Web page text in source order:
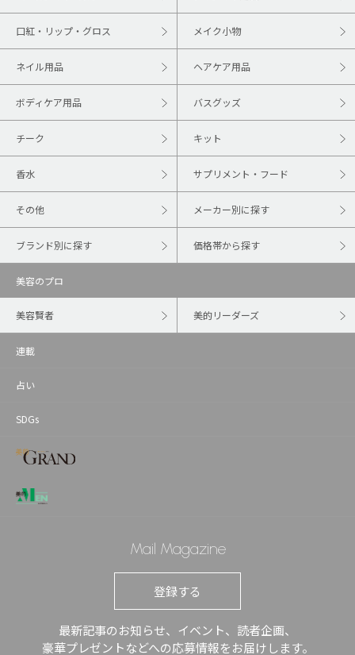
口紅・リップ・グロス メイク小物
ネイル用品 ヘアケア用品
ボディケア用品 バスグッズ
チーク キット
香水 サプリメント・フード
その他 メーカー別に探す
ブランド別に探す 価格帯から探す
美容のプロ
美容賢者 美的リーダーズ
連載
占い
SDGs
Mail Magazine
登録する
最新記事のお知らせ、イベント、読者企画、
豪華プレゼントなどへの応募情報をお届けします。